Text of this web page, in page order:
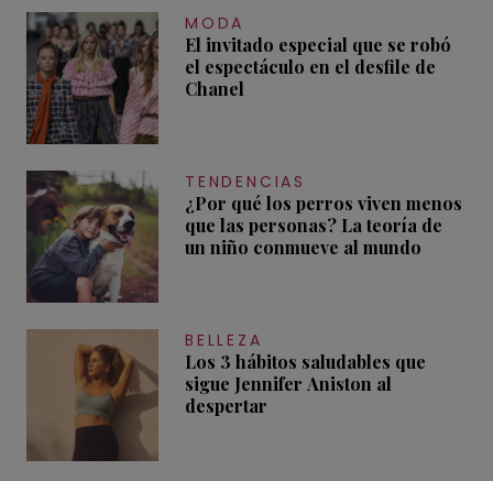
MODA
El invitado especial que se robó
el espectáculo en el desfile de
Chanel
TENDENCIAS
¿Por qué los perros viven menos
que las personas? La teoría de
un niño conmueve al mundo
BELLEZA
Los 3 hábitos saludables que
sigue Jennifer Aniston al
despertar